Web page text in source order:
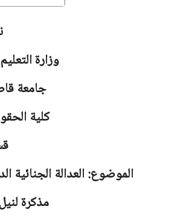
وزارة
جامعة
كلية
الموضوع: العدالة الجنائية
مذكرة